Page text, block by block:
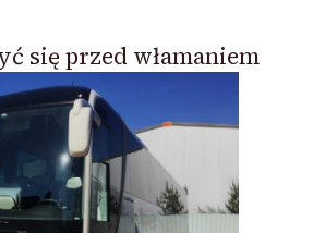
się przed włamaniem